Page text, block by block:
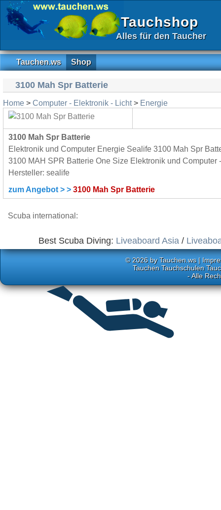
Tauchshop
Alles für den Taucher
Tauchen.ws Shop
3100 Mah Spr Batterie
Home > Computer - Elektronik - Licht> Energie
3100 Mah Spr Batterie
Elektronik und Computer Energie Sealife 3100 Mah Spr
3100 MAH SPR Batterie One Size Elektronik und Computer
Hersteller: sealife
zum Angebot > > 3100 Mah Spr Batterie
Scuba international:
Best Scuba Diving: Liveaboard Asia /
© 2026 byTauchen.ws|
Tauchen Tauchschulen
- Alle